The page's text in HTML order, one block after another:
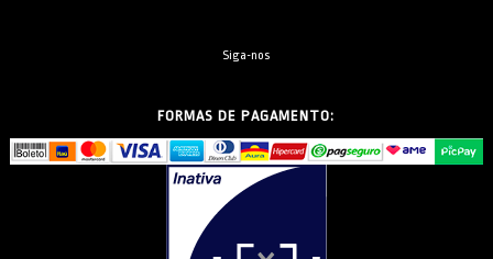
Siga-nos
FORMAS DE PAGAMENTO: